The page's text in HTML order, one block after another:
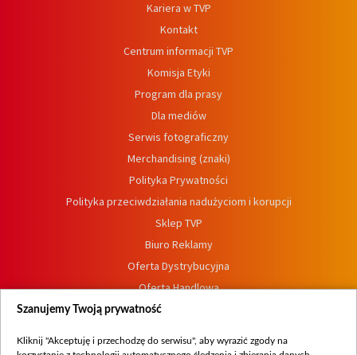
Kariera w TVP
Kontakt
Centrum informacji TVP
Komisja Etyki
Program dla prasy
Dla mediów
Serwis fotograficzny
Merchandising (znaki)
Polityka Prywatności
Polityka przeciwdziałania nadużyciom i korupcji
Sklep TVP
Biuro Reklamy
Oferta Dystrybucyjna
Oferta Handlowa
Dostępność
Procedura zgłoszeń wewnętrznych
Szanujemy Twoją prywatność
Kliknij "Akceptuję i przechodzę do serwisu", aby wyrazić zgody na